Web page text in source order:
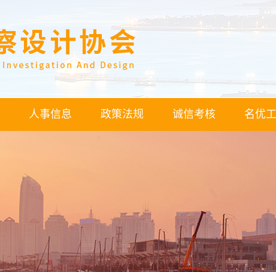
人事信息 政策法规 诚信考核 名优